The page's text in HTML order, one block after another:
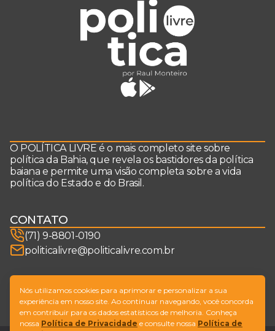
O POLÍTICA LIVRE é o mais completo site sobre
política da Bahia, que revela os bastidores da política
baiana e permite uma visão completa sobre a vida
política do Estado e do Brasil.
CONTATO
(71) 9-8801-0190
politicalivre@politicalivre.com.br
SIGA-NOS
Nós utilizamos cookies para aprimorar e personalizar a sua
experiência em nosso site. Ao continuar navegando, você concorda
em contribuir para os dados estatísticos de melhoria. Conheça
nossa Política de Privacidade e consulte nossa Política de